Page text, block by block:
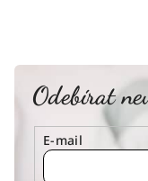
Odebírat
E-mail